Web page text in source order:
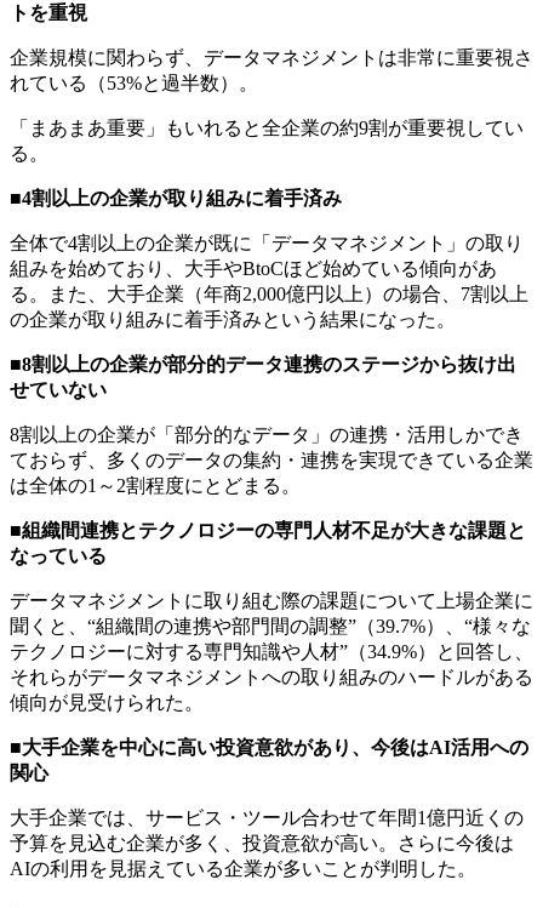
トを重視
企業規模に関わらず、データマネジメントは非常に重要視さ
れている（53%と過半数）。
「まあまあ重要」もいれると全企業の約9割が重要視してい
る。
■4割以上の企業が取り組みに着手済み
全体で4割以上の企業が既に「データマネジメント」の取り
組みを始めており、大手やBtoCほど始めている傾向があ
る。また、大手企業（年商2,000億円以上）の場合、7割以上
の企業が取り組みに着手済みという結果になった。
■8割以上の企業が部分的データ連携のステージから抜け出
せていない
8割以上の企業が「部分的なデータ」の連携・活用しかでき
ておらず、多くのデータの集約・連携を実現できている企業
は全体の1～2割程度にとどまる。
■組織間連携とテクノロジーの専門人材不足が大きな課題と
なっている
データマネジメントに取り組む際の課題について上場企業に
聞くと、“組織間の連携や部門間の調整”（39.7%）、“様々な
テクノロジーに対する専門知識や人材”（34.9%）と回答し、
それらがデータマネジメントへの取り組みのハードルがある
傾向が見受けられた。
■大手企業を中心に高い投資意欲があり、今後はAI活用への
関心
大手企業では、サービス・ツール合わせて年間1億円近くの
予算を見込む企業が多く、投資意欲が高い。さらに今後は
AIの利用を見据えている企業が多いことが判明した。